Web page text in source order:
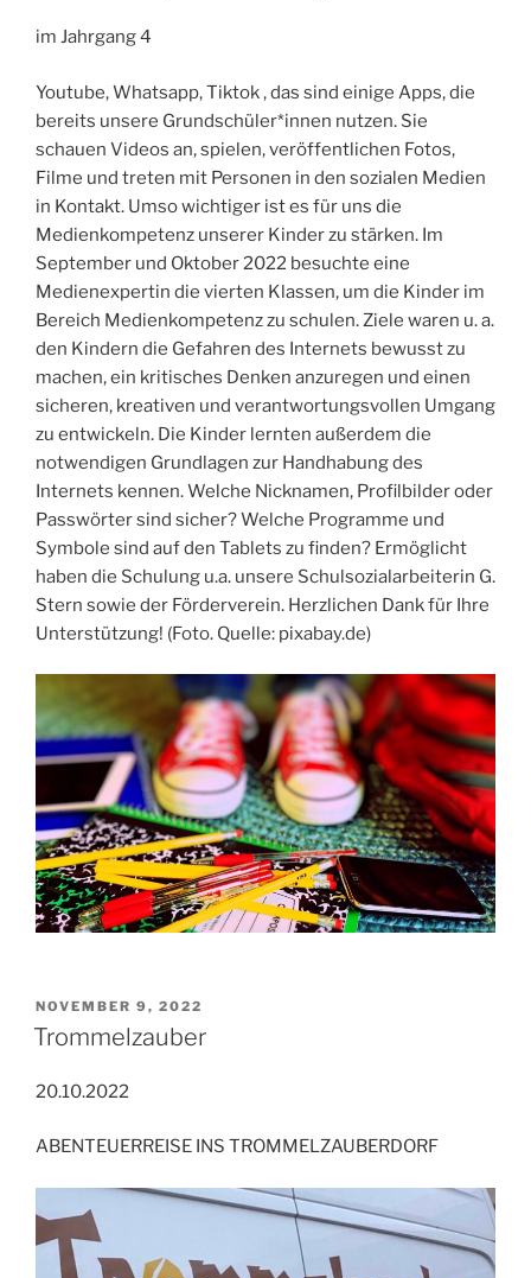
im Jahrgang 4
Youtube, Whatsapp, Tiktok , das sind einige Apps, die
bereits unsere Grundschüler*innen nutzen. Sie
schauen Videos an, spielen, veröffentlichen Fotos,
Filme und treten mit Personen in den sozialen Medien
in Kontakt. Umso wichtiger ist es für uns die
Medienkompetenz unserer Kinder zu stärken. Im
September und Oktober 2022 besuchte eine
Medienexpertin die vierten Klassen, um die Kinder im
Bereich Medienkompetenz zu schulen. Ziele waren u. a.
den Kindern die Gefahren des Internets bewusst zu
machen, ein kritisches Denken anzuregen und einen
sicheren, kreativen und verantwortungsvollen Umgang
zu entwickeln. Die Kinder lernten außerdem die
notwendigen Grundlagen zur Handhabung des
Internets kennen. Welche Nicknamen, Profilbilder oder
Passwörter sind sicher? Welche Programme und
Symbole sind auf den Tablets zu finden? Ermöglicht
haben die Schulung u.a. unsere Schulsozialarbeiterin G.
Stern sowie der Förderverein. Herzlichen Dank für Ihre
Unterstützung! (Foto. Quelle: pixabay.de)
VERÖFFENTLICHT
AM
NOVEMBER 9, 2022
Trommelzauber
20.10.2022
ABENTEUERREISE INS TROMMELZAUBERDORF